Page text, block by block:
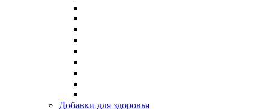
Добавки для здоровья